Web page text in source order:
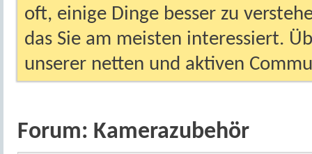
oft, einige Dinge besser zu
das Sie am meisten interessiert.
unserer netten und aktiven
Forum: Kamerazubehör